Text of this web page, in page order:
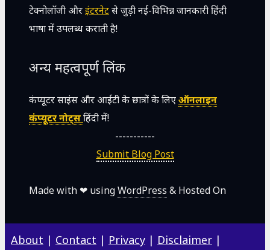
टेक्नोलॉजी औरइंटरनेटसे जुड़ी नई-विभिन्न जानकारी हिंदी
भाषा में उपलब्ध कराती है!
अन्य महत्वपूर्ण लिंक
कंप्यूटर साइंस और आईटी के छात्रों के लिएऑनलाइन
कंप्यूटर नोट्सहिंदी में!
-----------
Submit Blog Post
Made with ❤ usingWordPress & Hosted On
About | Contact | Privacy | Disclaimer |